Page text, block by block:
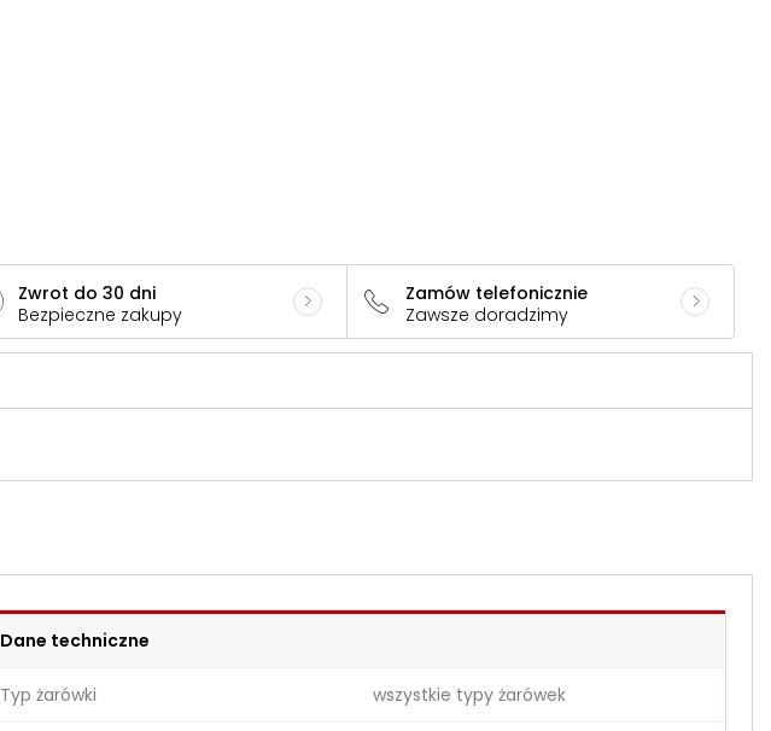
Zwrot do 30 dni
Bezpieczne zakupy
Zamów telefonicznie
Zawsze doradzimy
Dane techniczne
Typ żarówki wszystkie typy żarówek